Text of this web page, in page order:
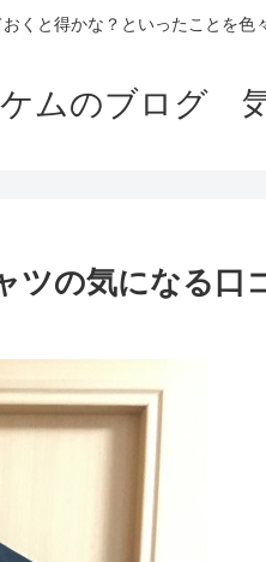
くと得かな？といったことを色
ケムのブログ
ツの気になる口